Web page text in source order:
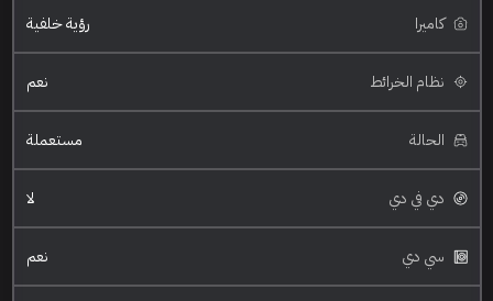
كاميرا رؤية خلفية
نظام الخرائط نعم
الحالة مستعملة
دي في دي لا
سي دي نعم